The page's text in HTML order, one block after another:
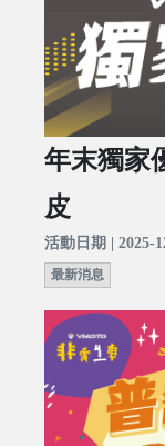
年末獨家
皮
活動日期 | 2025-
最新消息